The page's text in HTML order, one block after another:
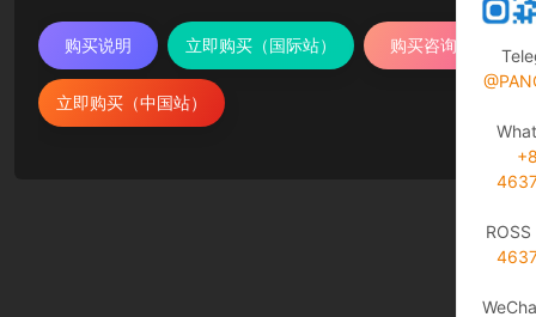
购买说明 立即购买（国际站） 购买咨询
立即购买（中国站）